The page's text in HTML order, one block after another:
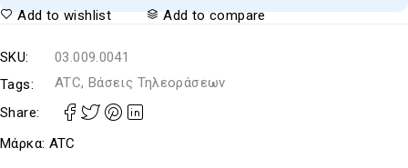
Add to wishlist
Add to compare
SKU:
03.009.0041
Tags:
ATC, Βάσεις Τηλεοράσεων
Share:
Μάρκα: ATC